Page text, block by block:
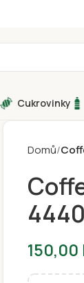
Cukrovinky
Domů
4440
150,00